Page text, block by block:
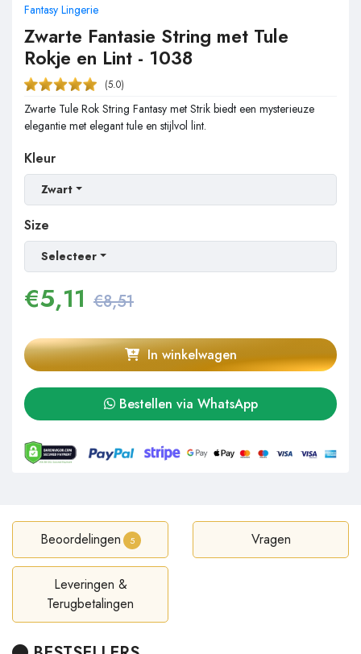
Fantasy Lingerie
Zwarte Fantasie String met Tule
Rokje en Lint - 1038
(5.0)
Zwarte Tule Rok String Fantasy met Strik biedt een mysterieuze
elegantie met elegant tule en stijlvol lint.
Kleur
Zwart
Size
Selecteer
€5,11 €8,51
In winkelwagen
Bestellen via WhatsApp
Beoordelingen 5 Vragen
Leveringen &
Terugbetalingen